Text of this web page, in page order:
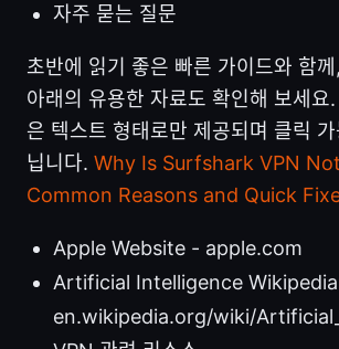
자주 묻는 질문
초반에 읽기 좋은 빠른 가이드와 함
아래의 유용한 자료도 확인해 보세요
은 텍스트 형태로만 제공되며 클릭
닙니다. Why Is Surfshark VPN
Common Reasons and Quick
Apple Website - apple.com
Artificial Intelligence
en.wikipedia.org/wiki/